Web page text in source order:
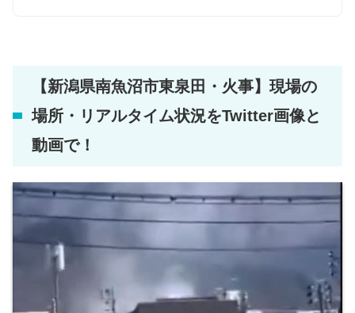
【新潟県南魚沼市東泉田・火事】現場の
場所・リアルタイム状況をTwitter画像と
動画で！